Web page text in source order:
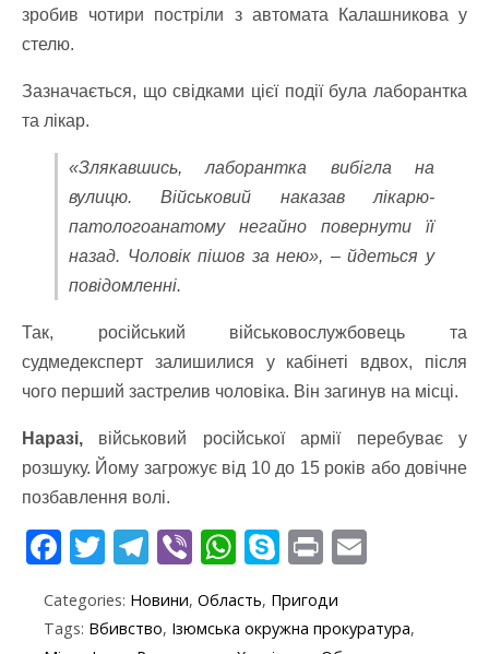
зробив чотири постріли з автомата Калашникова у
стелю.
Зазначається, що свідками цієї події була лаборантка
та лікар.
‎«Злякавшись, лаборантка вибігла на
вулицю. Військовий наказав лікарю-
патологоанатому негайно повернути її
назад. Чоловік пішов за нею‎», – йдеться у
повідомленні.
Так, російський військовослужбовець та
судмедексперт залишилися у кабінеті вдвох, після
чого перший застрелив чоловіка. Він загинув на місці.
Наразі, військовий російської армії перебуває у
розшуку. Йому загрожує від 10 до 15 років або довічне
позбавлення волі.
F
e
T
itt
T
e
Vi
er
W
at
S
y
Pr
t ai
Categories: Новини, Область, Пригоди
Tags: Вбивство, Ізюмська окружна прокуратура,